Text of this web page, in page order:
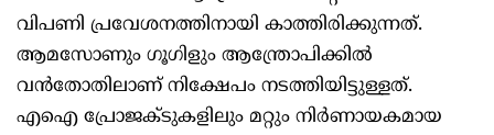
വിപണി പ്രവേശനത്തിനായി കാത്തിരിക്കുന്നത്.
ആമസോണും ഗൂഗിളും ആന്ത്രോപിക്കിൽ
വൻതോതിലാണ് നിക്ഷേപം നടത്തിയിട്ടുള്ളത്.
എഐ പ്രോജക്ടുകളിലും മറ്റും നിർണായകമായ